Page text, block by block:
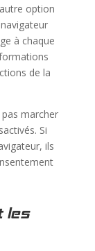
option
à chaque
de la
marcher
Si
ils
les